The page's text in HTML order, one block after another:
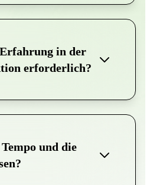
in der
erforderlich?
und die